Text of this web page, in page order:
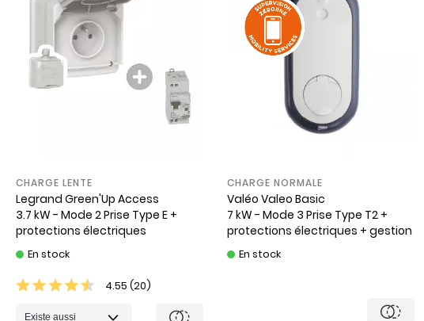
CHARGE LENTE
Legrand Green'Up Access
3.7 kW - Mode 2 Prise Type E +
protections électriques
En stock
4.55 (20)
CHARGE NORMALE
Valéo Valeo Basic
7 kW - Mode 3 Prise Type T2 +
protections électriques + gestion
En stock